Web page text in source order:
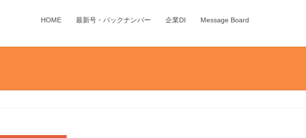
HOME 最新号・バックナンバー 企業DI Message Board